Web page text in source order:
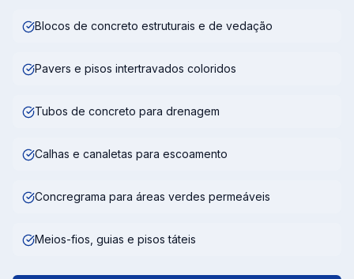
Blocos de concreto estruturais e de vedação
Pavers e pisos intertravados coloridos
Tubos de concreto para drenagem
Calhas e canaletas para escoamento
Concregrama para áreas verdes permeáveis
Meios-fios, guias e pisos táteis